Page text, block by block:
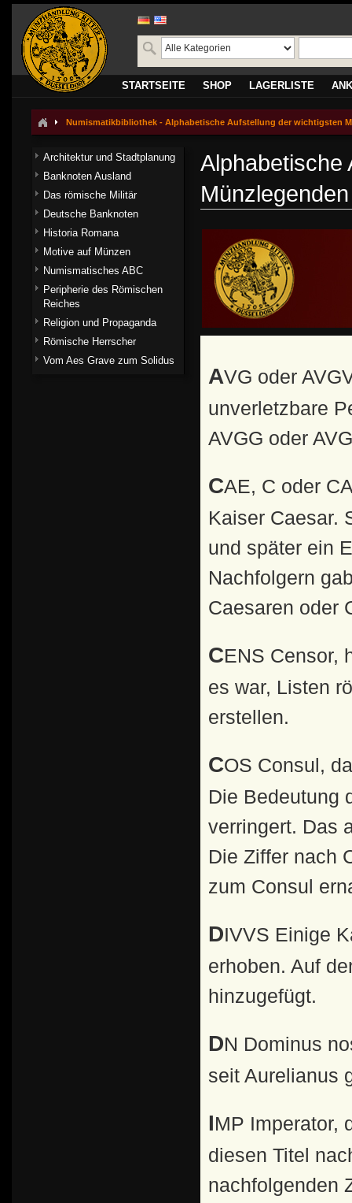
STARTSEITE SHOP LAGERLISTE
Numismatikbibliothek - Alphabetische Aufstellung der wichtigsten
Alphabetische
Münzlegenden
AVG oder AVGVSTVS. Augustus; heilige und
unverletzbare
AVGG oder
CAE, C oder CAES. Caesar; anfänglich nannten sich alle
Kaiser Caesar.
und später ein
Nachfolgern
Caesaren oder
CENS Censor, hoher römischer Beamter, dessen Aufgabe
es war, Listen
erstellen.
COS Consul, das höchste Amt der römischen Republik.
Die Bedeutung
verringert. Das
Die Ziffer nach
zum Consul
DIVVS Einige Kaiser wurden nach ihrem Tod zu Göttern
erhoben. Auf
hinzugefügt.
DN Dominus noster (unser oberster Herr). Dieser Titel wird
seit Aurelianus
IMP Imperator, der oberste Feldherr. Der Kaiser konnte
diesen Titel
nachfolgenden
Architektur und Stadtplanung
Banknoten Ausland
Das römische Militär
Deutsche Banknoten
Historia Romana
Motive auf Münzen
Numismatisches ABC
Peripherie des Römischen
Reiches
Religion und Propaganda
Römische Herrscher
Vom Aes Grave zum Solidus